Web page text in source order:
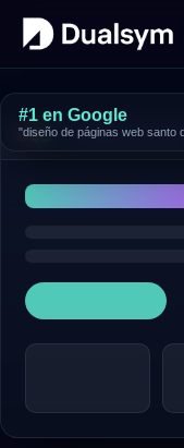
tunegocio.com.do
#1 en Google
"diseño de páginas web santo